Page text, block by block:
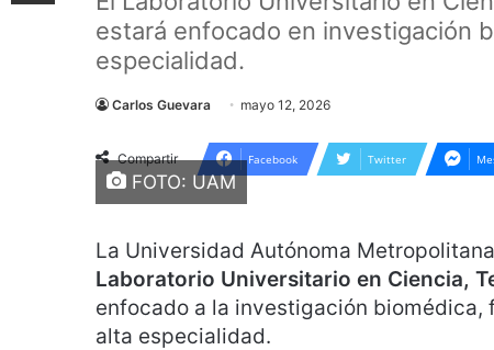
estará enfocado en investigación
especialidad.
Carlos Guevara mayo 12, 2026
Compartir Facebook Twitter
FOTO: UAM
La Universidad Autónoma
Laboratorio Universitario en Ciencia,
enfocado a la investigación
alta especialidad.